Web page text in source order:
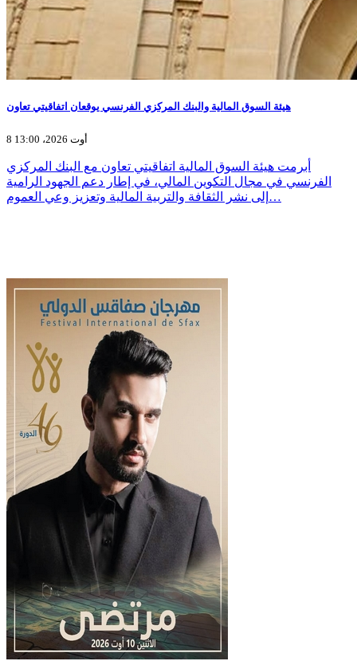
هيئة السوق المالية والبنك المركزي الفرنسي يوقعان اتفاقيتي تعاون
8 أوت 2026، 13:00
أبرمت هيئة السوق المالية اتفاقيتي تعاون مع البنك المركزي
الفرنسي في مجال التكوين المالي، في إطار دعم الجهود الرامية
إلى نشر الثقافة والتربية المالية وتعزيز وعي العموم…